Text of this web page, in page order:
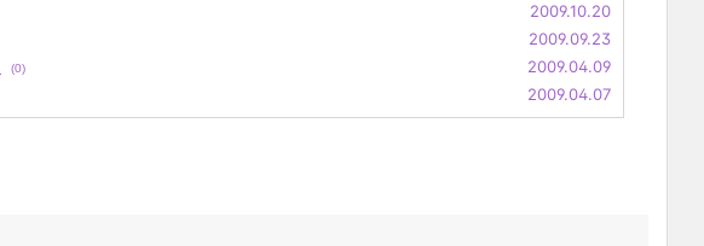
2009.10.20
2009.09.23
(0)
2009.04.09
2009.04.07